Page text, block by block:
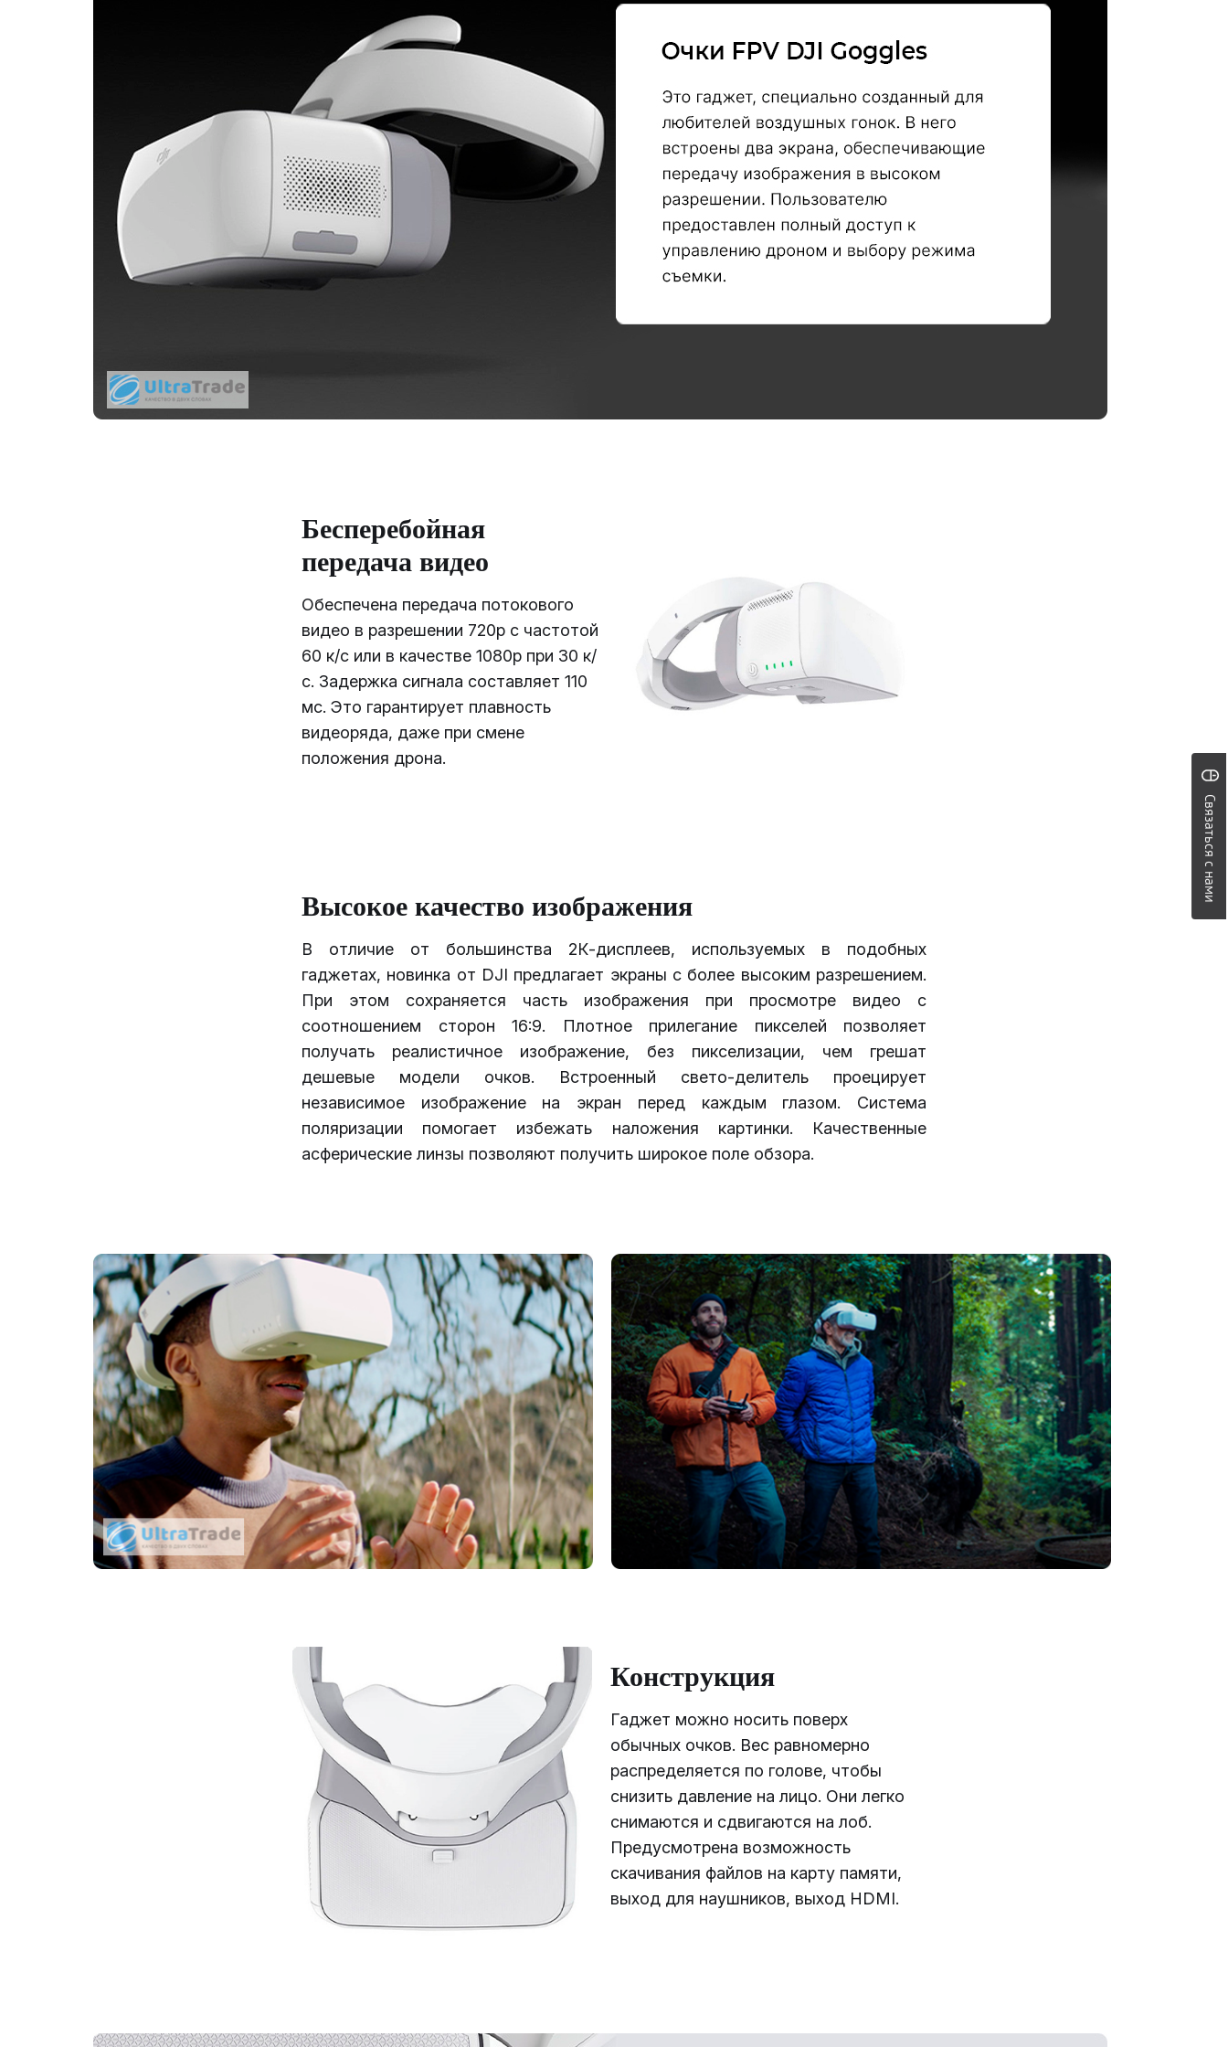
Связаться с нами
Бесперебойная
передача видео
Обеспечена передача потокового
видео в разрешении 720р с частотой
60 к/с или в качестве 1080р при 30 к/
с. Задержка сигнала составляет 110
мс. Это гарантирует плавность
видеоряда, даже при смене
положения дрона.
Высокое качество изображения
В отличие от большинства 2К-дисплеев, используемых в подобных
гаджетах, новинка от DJI предлагает экраны с более высоким разрешением.
При этом сохраняется часть изображения при просмотре видео с
соотношением сторон 16:9. Плотное прилегание пикселей позволяет
получать реалистичное изображение, без пикселизации, чем грешат
дешевые модели очков. Встроенный свето-делитель проецирует
независимое изображение на экран перед каждым глазом. Система
поляризации помогает избежать наложения картинки. Качественные
асферические линзы позволяют получить широкое поле обзора.
Конструкция
Гаджет можно носить поверх
обычных очков. Вес равномерно
распределяется по голове, чтобы
снизить давление на лицо. Они легко
снимаются и сдвигаются на лоб.
Предусмотрена возможность
скачивания файлов на карту памяти,
выход для наушников, выход HDMI.